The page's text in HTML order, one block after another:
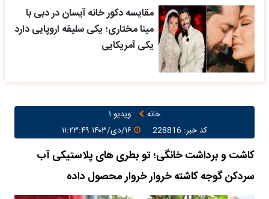
مقایسه دکور خانه آیسان در دبی با
مینا مختاری؛ یکی سلیقه اروپایی دارد
یکی آمریکایی
خانه
ویدیو ۱
کد خبر: 228816
کاشت و برداشت خانگی؛ تو بطری های پلاستیکی آب
سردکن گوجه کاشته خروار خروار محصول داده